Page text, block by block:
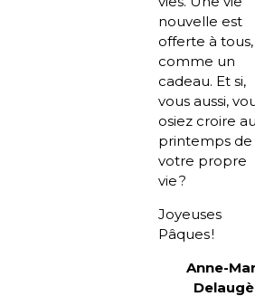
nouvelle est
offerte à tous,
comme un
cadeau. Et si,
vous aussi,
osiez croire
printemps de
votre propre
vie ?
Joyeuses
Pâques !
Anne-